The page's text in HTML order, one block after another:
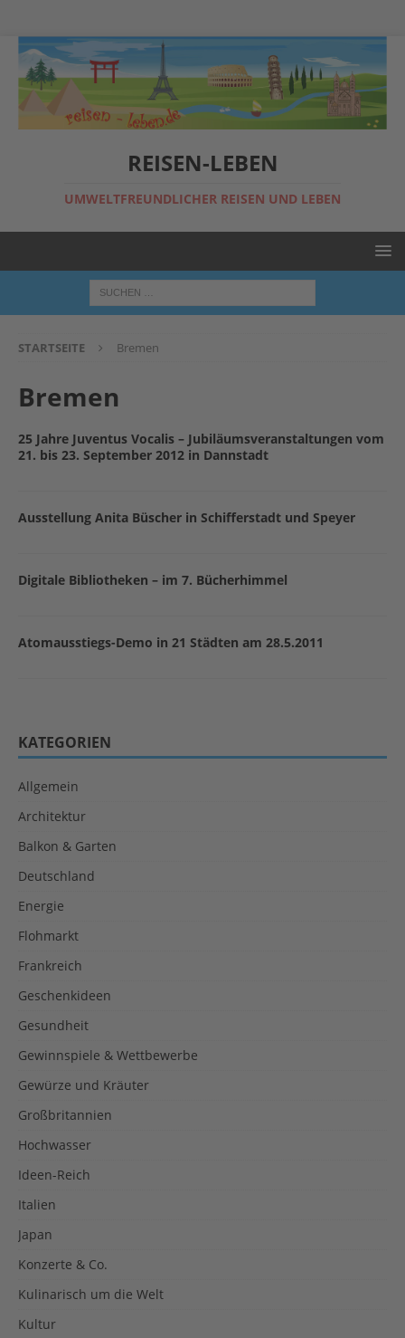
REISEN-LEBEN
UMWELTFREUNDLICHER REISEN UND LEBEN
STARTSEITE Bremen
Bremen
25 Jahre Juventus Vocalis – Jubiläumsveranstaltungen vom
21. bis 23. September 2012 in Dannstadt
Ausstellung Anita Büscher in Schifferstadt und Speyer
Digitale Bibliotheken – im 7. Bücherhimmel
Atomausstiegs-Demo in 21 Städten am 28.5.2011
KATEGORIEN
Allgemein
Architektur
Balkon & Garten
Deutschland
Energie
Flohmarkt
Frankreich
Geschenkideen
Gesundheit
Gewinnspiele & Wettbewerbe
Gewürze und Kräuter
Großbritannien
Hochwasser
Ideen-Reich
Italien
Japan
Konzerte & Co.
Kulinarisch um die Welt
Kultur